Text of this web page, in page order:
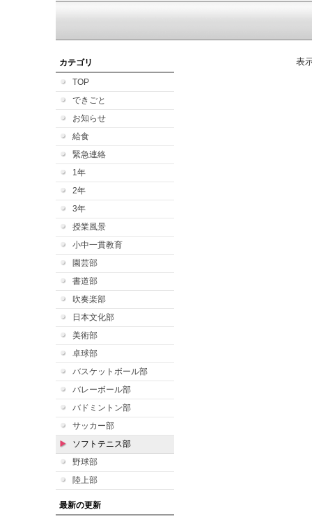
カテゴリ
TOP
できごと
お知らせ
給食
緊急連絡
1年
2年
3年
授業風景
小中一貫教育
園芸部
書道部
吹奏楽部
日本文化部
美術部
卓球部
バスケットボール部
バレーボール部
バドミントン部
サッカー部
ソフトテニス部
野球部
陸上部
最新の更新
表